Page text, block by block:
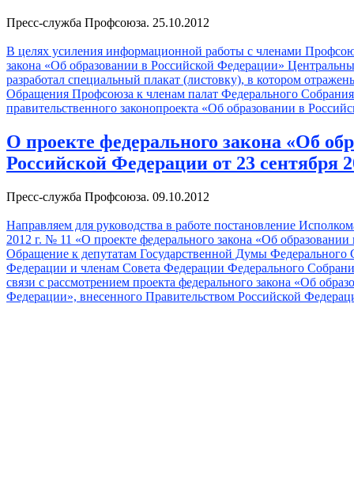
Пресс-служба Профсоюза. 25.10.2012
В целях усиления информационной работы с членами
закона «Об образовании в Российской Федерации»
разработал специальный плакат (листовку), в котором
Обращения Профсоюза к членам палат Федерального
правительственного законопроекта «Об образовании в
О проекте федерального закона «Об
Российской Федерации от 23 сентября
Пресс-служба Профсоюза. 09.10.2012
Направляем для руководства в работе постановление
2012 г. № 11 «О проекте федерального закона «Об
Обращение к депутатам Государственной Думы Федерального
Федерации и членам Совета Федерации Федерального
связи с рассмотрением проекта федерального закона «Об
Федерации», внесенного Правительством Российской